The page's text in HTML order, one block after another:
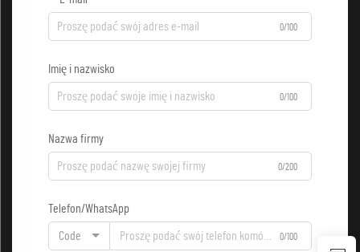
0/100
Imię i nazwisko
0/100
Nazwa firmy
0/200
Telefon/WhatsApp
Code 0/100